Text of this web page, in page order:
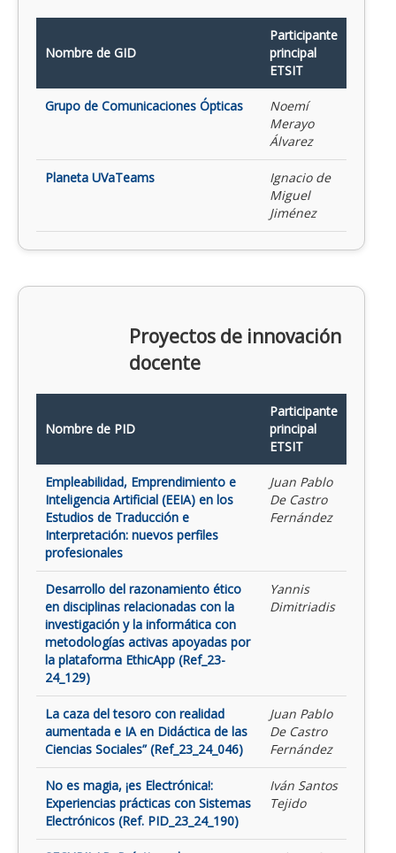
Nombre de GID
Participante
principal
ETSIT
Grupo de Comunicaciones Ópticas
Noemí
Merayo
Álvarez
Planeta UVaTeams
Ignacio de
Miguel
Jiménez
Proyectos de innovación
docente
Nombre de PID
Participante
principal
ETSIT
Empleabilidad, Emprendimiento e
Inteligencia Artificial (EEIA) en los
Estudios de Traducción e
Interpretación: nuevos perfiles
profesionales
Juan Pablo
De Castro
Fernández
Desarrollo del razonamiento ético
en disciplinas relacionadas con la
investigación y la informática con
metodologías activas apoyadas por
la plataforma EthicApp (Ref_23-
24_129)
Yannis
Dimitriadis
La caza del tesoro con realidad
aumentada e IA en Didáctica de las
Ciencias Sociales” (Ref_23_24_046)
Juan Pablo
De Castro
Fernández
No es magia, ¡es Electrónica!:
Experiencias prácticas con Sistemas
Electrónicos (Ref. PID_23_24_190)
Iván Santos
Tejido